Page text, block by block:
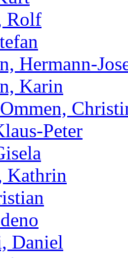
Rolf
Hermann-
Karin
Peter
Kathrin
Daniel